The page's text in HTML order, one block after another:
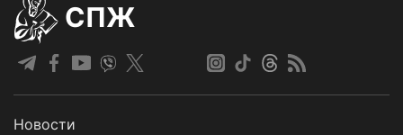
СПЖ
Новости